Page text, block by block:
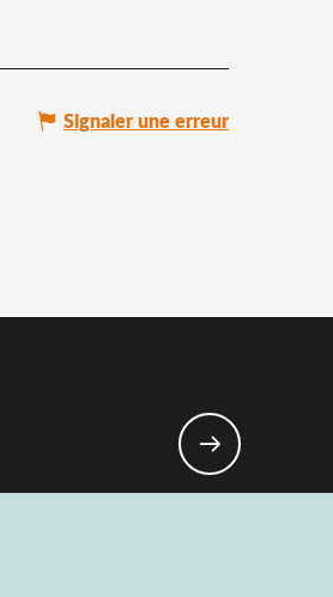
Signaler une erreur